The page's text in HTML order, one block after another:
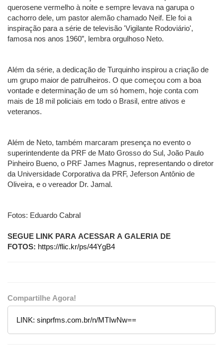
querosene vermelho à noite e sempre levava na garupa o
cachorro dele, um pastor alemão chamado Neif. Ele foi a
inspiração para a série de televisão 'Vigilante Rodoviário',
famosa nos anos 1960”, lembra orgulhoso Neto.
Além da série, a dedicação de Turquinho inspirou a criação de
um grupo maior de patrulheiros. O que começou com a boa
vontade e determinação de um só homem, hoje conta com
mais de 18 mil policiais em todo o Brasil, entre ativos e
veteranos.
Além de Neto, também marcaram presença no evento o
superintendente da PRF de Mato Grosso do Sul, João Paulo
Pinheiro Bueno, o PRF James Magnus, representando o diretor
da Universidade Corporativa da PRF, Jeferson Antônio de
Oliveira, e o vereador Dr. Jamal.
Fotos: Eduardo Cabral
SEGUE LINK PARA ACESSAR A GALERIA DE
FOTOS: https://flic.kr/ps/44YgB4
Compartilhe Agora!
LINK: sinprfms.com.br/n/MTIwNw==